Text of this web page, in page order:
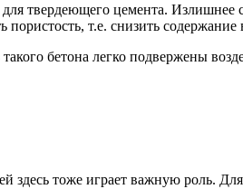
твердеющего цемента. Излишнее
т.е. снизить
бетона легко подвержены
здесь тоже играет важную роль.